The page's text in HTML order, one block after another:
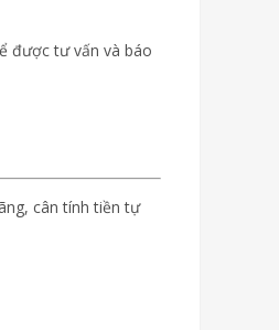
được tư vấn và báo
cân tính tiền tự